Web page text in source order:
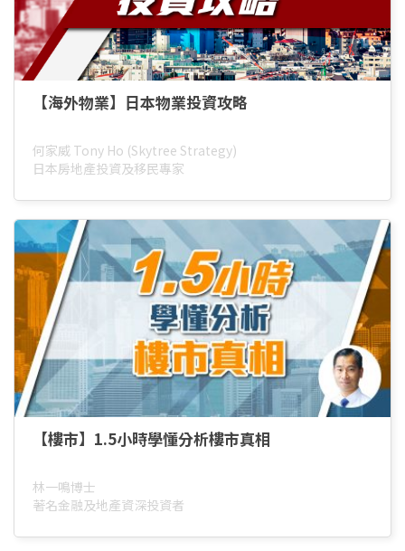
【海外物業】日本物業投資攻略
何家威 Tony Ho (Skytree Strategy)
日本房地產投資及移民專家
【樓市】1.5小時學懂分析樓市真相
林一鳴博士
著名金融及地產資深投資者